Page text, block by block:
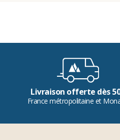
Livraison offerte dès
France métropolitaine et